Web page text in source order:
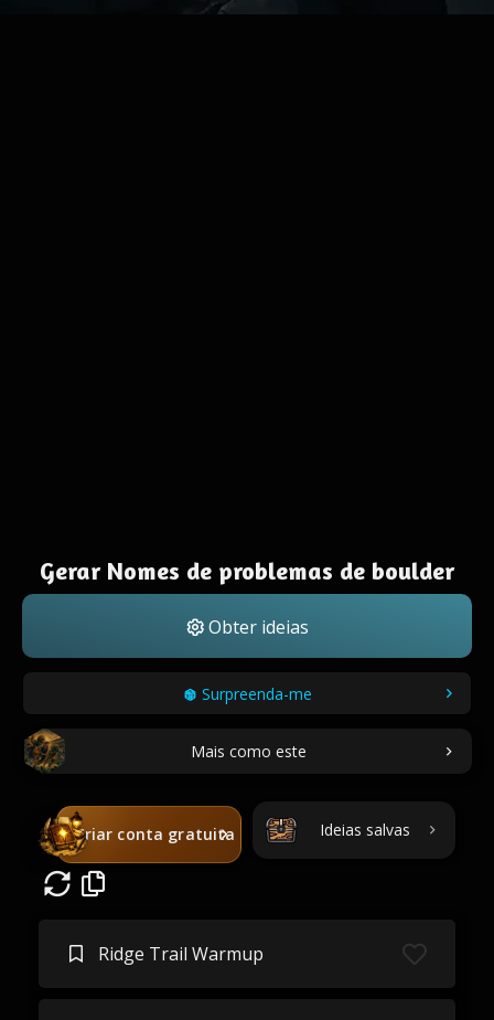
Gerar Nomes de problemas de boulder
Obter ideias
Surpreenda-me
Mais como este
Criar conta gratuita Ideias salvas
Ridge Trail Warmup